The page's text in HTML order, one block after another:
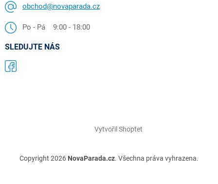
obchod@novaparada.cz
Po - Pá 9:00 - 18:00
SLEDUJTE NÁS
Vytvořil Shoptet
Copyright 2026 NovaParada.cz. Všechna práva vyhrazena.